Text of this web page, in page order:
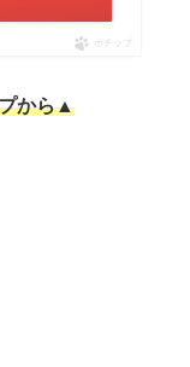
ポチップ
から▲